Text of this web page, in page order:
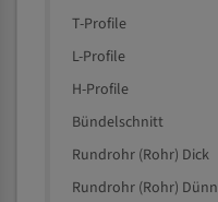
T-Profile
L-Profile
H-Profile
Bündelschnitt
Rundrohr (Rohr) Dick
Rundrohr (Rohr) Dünn